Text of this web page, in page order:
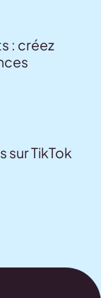
: créez
sur TikTok